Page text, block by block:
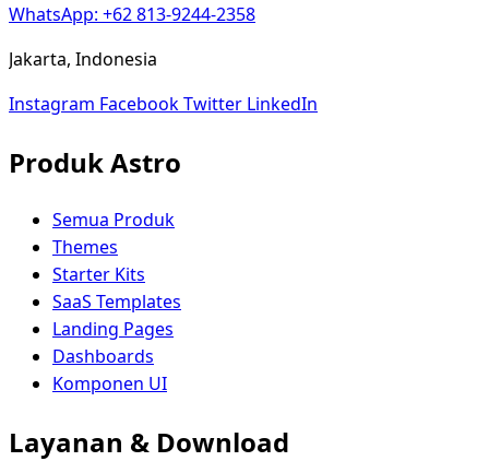
WhatsApp: +62 813-9244-2358
Jakarta, Indonesia
Instagram FacebookTwitter LinkedIn
Produk Astro
Semua Produk
Themes
Starter Kits
SaaS Templates
Landing Pages
Dashboards
Komponen UI
Layanan & Download